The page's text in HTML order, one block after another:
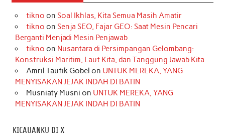
tikno on Soal Ikhlas, Kita Semua Masih Amatir
tikno on Senja SEO, Fajar GEO: Saat Mesin Pencari
Berganti Menjadi Mesin Penjawab
tikno on Nusantara di Persimpangan Gelombang:
Konstruksi Maritim, Laut Kita, dan Tanggung Jawab Kita
Amril Taufik Gobel on UNTUK MEREKA, YANG
MENYISAKAN JEJAK INDAH DI BATIN
Musniaty Musni on UNTUK MEREKA, YANG
MENYISAKAN JEJAK INDAH DI BATIN
KICAUANKU DI X